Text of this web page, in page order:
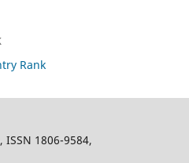
, ISSN 1806-9584,